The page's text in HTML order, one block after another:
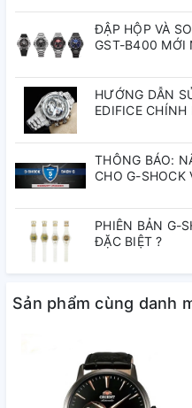
ĐẬP HỘP VÀ
GST-B400 MỚI
HƯỚNG DẪN
EDIFICE CHÍNH
THÔNG BÁO:
CHO G-SHOCK
PHIÊN BẢN G-
ĐẶC BIỆT ?
Sản phẩm cùng danh